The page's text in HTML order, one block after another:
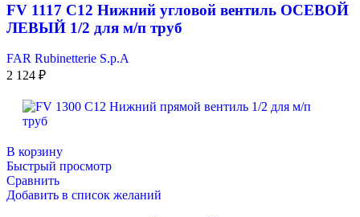
FV 1117 C12 Нижний угловой вентиль ОСЕВОЙ
ЛЕВЫЙ 1/2 для м/п труб
FAR Rubinetterie S.p.A
2 124 ₽
В корзину
Быстрый просмотр
Сравнить
Добавить в список желаний